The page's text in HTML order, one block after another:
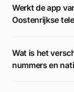
Werkt de app
Oostenrijkse
Wat is het
nummers en